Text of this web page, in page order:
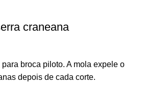
craneana
broca piloto. A mola expele o
depois de cada corte.